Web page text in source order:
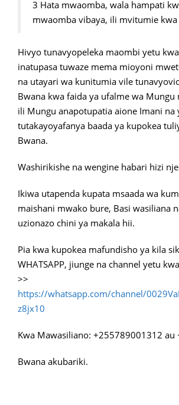
3 Hata mwaomba, wala hampati
mwaomba vibaya, ili mvitumie kwa
Hivyo tunavyopeleka maombi yetu
inatupasa tuwaze mema mioyoni
na utayari wa kunitumia vile
Bwana kwa faida ya ufalme wa Mungu
ili Mungu anapotupatia aione Imani na
tutakayoyafanya baada ya kupokea
Bwana.
Washirikishe na wengine habari hizi
Ikiwa utapenda kupata msaada wa
maishani mwako bure, Basi wasiliana
uzionazo chini ya makala hii.
Pia kwa kupokea mafundisho ya kila
WHATSAPP, jiunge na channel yetu
>>
https://whatsapp.com/channel/
z8jx10
Kwa Mawasiliano: +255789001312
Bwana akubariki.